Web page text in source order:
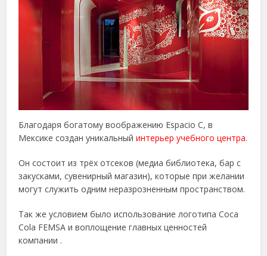
Благодаря богатому воображению Espacio C, в
Мексике создан уникальныйинтерьер учебного центра.
Он состоит из трёх отсеков (медиа библиотека, бар с
закусками, сувенирный магазин), которые при желании
могут служить одним неразрозненным пространством.
Так же условием было использование логотипа Coca
Cola FEMSA и воплощение главных ценностей
компании .